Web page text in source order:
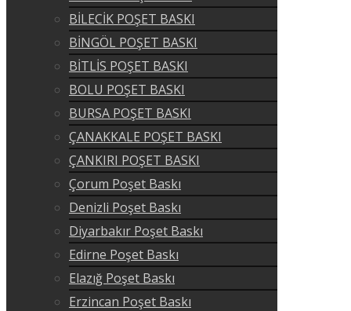
BİLECİK POŞET BASKI
BİNGÖL POŞET BASKI
BİTLİS POŞET BASKI
BOLU POŞET BASKI
BURSA POŞET BASKI
ÇANAKKALE POŞET BASKI
ÇANKIRI POŞET BASKI
Çorum Poşet Baskı
Denizli Poşet Baskı
Diyarbakır Poşet Baskı
Edirne Poşet Baskı
Elazığ Poşet Baskı
Erzincan Poşet Baskı